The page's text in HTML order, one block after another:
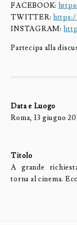
FACEBOOK:
TWITTER:
INSTAGRAM:
Partecipa alla
Data e Luogo
Roma, 13 giugno
Titolo
A grande
torna al cinema.